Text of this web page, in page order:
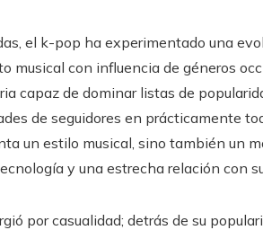
el k-pop ha experimentado una
musical con influencia de géneros
capaz de dominar listas de
de seguidores en prácticamente
un estilo musical, sino también un
y una estrecha relación con
por casualidad; detrás de su